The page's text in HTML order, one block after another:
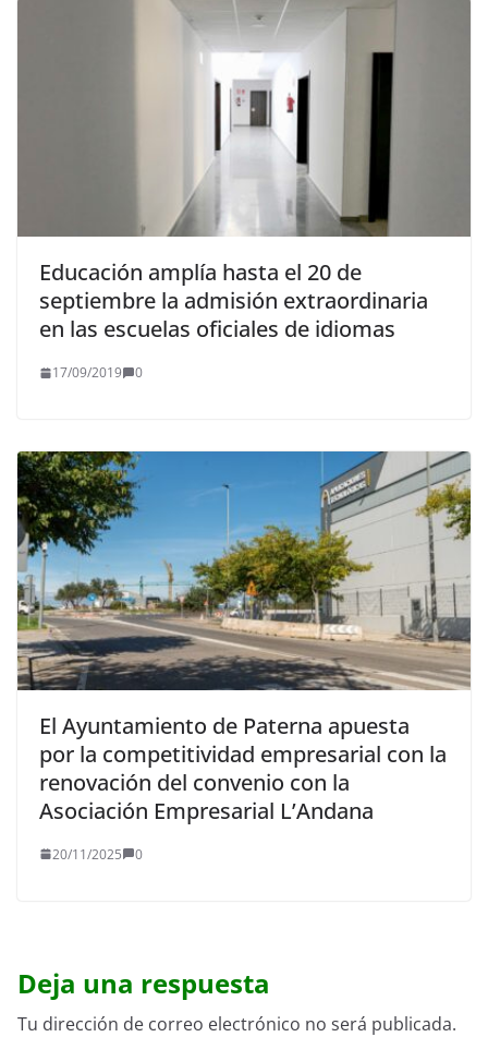
Educación amplía hasta el 20 de
septiembre la admisión extraordinaria
en las escuelas oficiales de idiomas
17/09/2019 0
El Ayuntamiento de Paterna apuesta
por la competitividad empresarial con la
renovación del convenio con la
Asociación Empresarial L’Andana
20/11/2025 0
Deja una respuesta
Tu dirección de correo electrónico no será publicada.